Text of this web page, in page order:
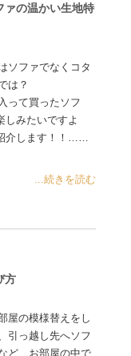
ァの温かい生地特
ソファでなくコタ
は？
って買ったソフ
しみたいですよ
介します！！……
...続きを読む
方
屋の模様替えをし
引っ越し先へソフ
ど、お部屋の中で